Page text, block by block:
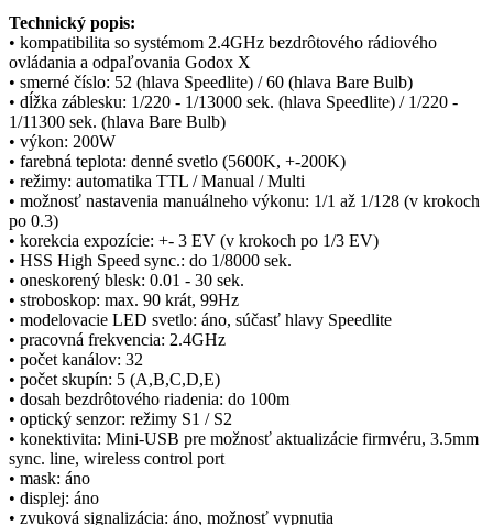
Technický popis:
• kompatibilita so systémom 2.4GHz bezdrôtového rádiového
ovládania a odpaľovania Godox X
• smerné číslo: 52 (hlava Speedlite) / 60 (hlava Bare Bulb)
• dĺžka záblesku: 1/220 - 1/13000 sek. (hlava Speedlite) / 1/220 -
1/11300 sek. (hlava Bare Bulb)
• výkon: 200W
• farebná teplota: denné svetlo (5600K, +-200K)
• režimy: automatika TTL / Manual / Multi
• možnosť nastavenia manuálneho výkonu: 1/1 až 1/128 (v krokoch
po 0.3)
• korekcia expozície: +- 3 EV (v krokoch po 1/3 EV)
• HSS High Speed sync.: do 1/8000 sek.
• oneskorený blesk: 0.01 - 30 sek.
• stroboskop: max. 90 krát, 99Hz
• modelovacie LED svetlo: áno, súčasť hlavy Speedlite
• pracovná frekvencia: 2.4GHz
• počet kanálov: 32
• počet skupín: 5 (A,B,C,D,E)
• dosah bezdrôtového riadenia: do 100m
• optický senzor: režimy S1 / S2
• konektivita: Mini-USB pre možnosť aktualizácie firmvéru, 3.5mm
sync. line, wireless control port
• mask: áno
• displej: áno
• zvuková signalizácia: áno, možnosť vypnutia